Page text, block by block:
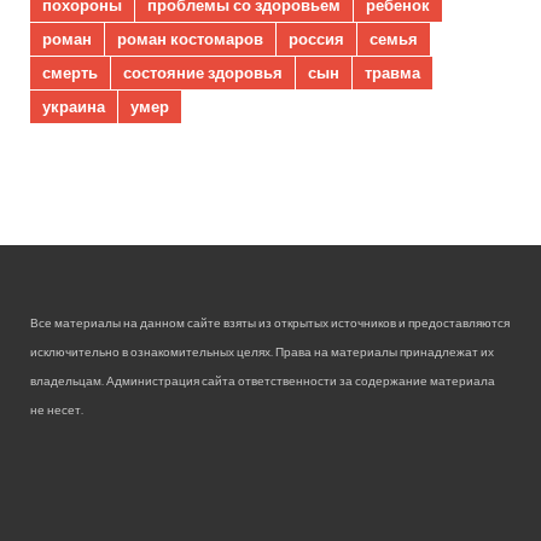
похороны проблемы со здоровьем
ребенок
роман
роман костомаров россия
семья
смерть
состояние здоровья сын
травма
украина
умер
Все материалы на данном сайте взяты из открытых источников и предоставляются
исключительно в ознакомительных целях. Права на материалы принадлежат их
владельцам. Администрация сайта ответственности за содержание материала
не несет.